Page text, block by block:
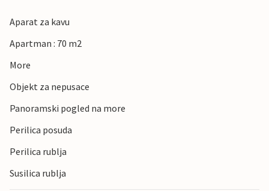
Aparat za kavu
Apartman : 70 m2
More
Objekt za nepusace
Panoramski pogled na more
Perilica posuda
Perilica rublja
Susilica rublja